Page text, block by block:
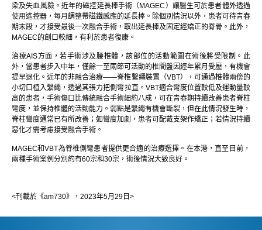
染及失血風險。近年的磁控延長棒手術（MAGEC）讓醫生可於患者體外透過
使用遙控器，每月調整帶磁鐵感應的延長棒。除個別情況以外，患者可待青春
期末段，才接受最後一次融合手術，取出延長棒及固定經矯正的脊骨。此外，
MAGEC的創口較細，有利於患者復康。
治療AIS方面，若手術涉及腰椎體，該部位的活動範圍在術後將受限制。此
外，當患者步入中年，僅餘一至兩節可活動的椎間盤因經年累月受壓，有機會
提早退化。近年的非融合治療——脊椎繫繩裝置（VBT），可通過椎體兩傍的
小切口植入繫繩，透過其張力把側彎拉直。VBT適合彎度位置較低及運動量較
高的患者，手術傷口比傳統融合手術細約八成，可在青春期持續改善患者脊柱
彎度，並保持椎體的活動能力。弱點是繫繩有機會斷裂，但在此情況發生時，
脊柱彎度通常已有所改善；如彎度加劇，患者可配戴支架作矯正；若情況持續
惡化才需考慮接受融合手術。
MAGEC和VBT為脊椎側彎患者提供更合適的治療選擇。在本港，直至目前，
兩種手術案例分別約有60宗和30宗，術後情況大致良好。
<刊載於《am730》，2023年5月29日>